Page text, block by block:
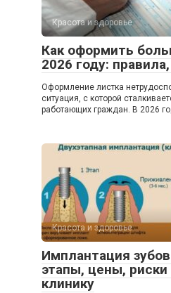
Красота и здоровье
Как оформить
2026 году:
Оформление листка
ситуация, с которой
работающих граждан. В 2026
Красота и здоровье
Имплантация
этапы, цены, риски
клинику